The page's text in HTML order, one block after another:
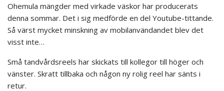
Ohemula mängder med virkade väskor har producerats
denna sommar. Det i sig medförde en del Youtube-tittande.
Så värst mycket minskning av mobilanvändandet blev det
visst inte…
Små tandvårdsreels har skickats till kollegor till höger och
vänster. Skratt tillbaka och någon ny rolig reel har sänts i
retur.